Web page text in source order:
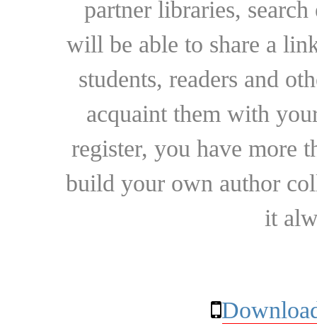
partner libraries,
will be able to share a
students, readers and
acquaint them with
register, you have more
build your own author
it